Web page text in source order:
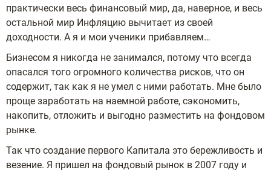
практически весь финансовый мир, да, наверное, и весь
остальной мир Инфляцию вычитает из своей
доходности. А я и мои ученики прибавляем…
Бизнесом я никогда не занимался, потому что всегда
опасался того огромного количества рисков, что он
содержит, так как я не умел с ними работать. Мне было
проще заработать на наемной работе, сэкономить,
накопить, отложить и выгодно разместить на фондовом
рынке.
Так что создание первого Капитала это бережливость и
везение. Я пришел на фондовый рынок в 2007 году и